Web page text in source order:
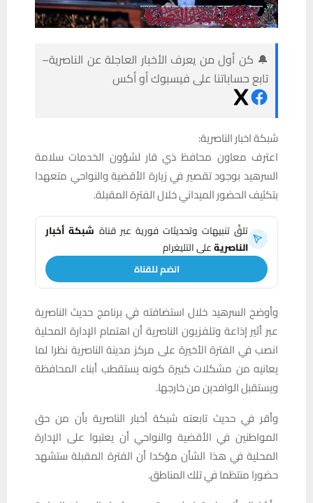
🔔 كن أول من يعرف الأخبار العاجلة عن الناصرية–
تابع حساباتنا على فيسبوك أو أكس
شبكة اخبار الناصرية:
اعترف معاون محافظ ذي قار لشؤون الخدمات سلامة
السرهيد بوجود تقصير في زيارة الأقضية والنواحي متعهدا
بتكثيف الحضور الميداني خلال الفترة المقبلة.
تلقَّ تنبيهات وتحديثات فورية عبر قناة شبكة أخبار
الناصريةعلى التليغرام
انضم للقناة
وأوضح السرهيد خلال استضافته في برنامج حديث الناصرية
عبر أثير إذاعة وتلفزيون الناصرية أن اهتمام الإدارة المحلية
انصب في الفترة الأخيرة على مركز مدينة الناصرية نظرا لما
يعانيه من مشكلات كبيرة كونه يستقطب أبناء المحافظة
ويستقبل الوافدين من خارجها.
وأقر في حديث تابعته شبكة أخبار الناصرية بأن من حق
المواطنين في الأقضية والنواحي أن يعتبوا على الإدارة
المحلية في هذا الشأن مؤكدا أن الفترة المقبلة ستشهد
حضورا منتظما في تلك المناطق.